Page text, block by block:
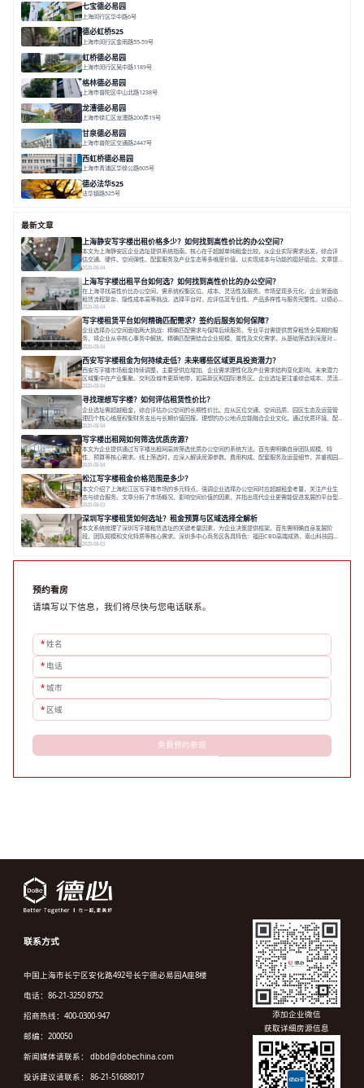
七宝德必易园
上海闵行区华中路6号
德必虹桥525
上海市闵行区金雨路55-59号
虹桥德必易园
上海市闵行区吴中路1189号
格林德必易园
上海市普陀区中山北路1238号
龙漕德必易园
上海市徐汇区龙漕路200弄19号
甘泉德必易园
上海市普陀区交通路2447号
西虹桥德必易园
上海市青浦区华徐公路605号
德必法华525
法华镇路525号
最新文章
上海静安写字楼出租价格多少？如何找到高性价比的办公空间？
本文为上海静安区企业选址提供系统指南。核心在于超越单纯租金比较，从企业实际需求出发，综合评
估交通、硬件、空间弹性、配套服务及产业生态等多维度价值，以实现成本与功能的挺好组合。文章提
出打破固定工位思维，采用精装灵活空间与共享配套以提升性价比，并通过不同规模企业的实际案例加
以说明。之后指出，专业运营服务商提供的稳定环境、社群活动与产业集聚等增值服务，是很大化空间
价值、助力企业成长的关键。对于许多在
2026-08-04
上海写字楼出租平台如何选？如何找到高性价比的办公空间？
在上海寻找高性价比办公空间，需系统权衡区位、成本、灵活性及服务。市场呈现多元化，企业常面临
租赁流程复杂、隐性成本高等挑战。选择平台时，应评估其专业性、产品多样性与服务完整性。以德必
为例，其提供从空间到生态的解决方案，通过特色园区、灵活产品和丰富配套，满足不同企业需求。企
业应明确自身需求，实地考察，选择能支持长期发展、提升竞争力的办公空间。在上海寻找合适的办公
空间，对于企业行政负责人、中小企业主
2026-08-04
写字楼租赁平台如何精确匹配需求？签约后服务如何保障？
企业选择办公空间面临两大挑战：精确匹配需求与保障后续服务。专业平台需提供贯穿租赁全周期的服
务，将企业从非核心事务中解放。精确匹配需结合企业规模、属性及文化需求，从基础筛选到深度对
接；签约后则需构建覆盖硬件运维、共享配套及专业物业的全周期保障体系。德必集团通过标准化服务
与个性化运营结合，以全国布局和产业生态圈为企业提供稳定支持，体现了从信息撮合到深度服务的能
力转变。在为企业寻找办公空间的过程中，
2026-08-04
西安写字楼租金为何持续走低？未来哪些区域更具投资潜力？
西安写字楼市场租金持续调整，主要受供应增加、企业需求理性化及产业需求结构变化影响。未来潜力
区域集中在产业集聚、交利及城市更新地带，如高新区和国际港务区。企业选址更注重综合成本、灵活
性与员工体验，倾向于提供全包式服务的办公空间。专业运营方通过空间优化与社群服务，助力企业成
长，推动市场向多元化、高性价比方向发展。近年来，西安写字楼市场呈现出租金持续调整的态势，这
一现象引发了的广泛关注。作为西部重要
2026-08-04
寻找理想写字楼？如何评估租赁性价比？
企业选址需超越租金，综合评估办公空间的长期性价比。应从区位交通、空间品质、园区生态及运营管
理四个核心维度权衡财务支出与长期价值回报。理想的办公地点应能融合企业文化，通过优质环境、配
套服务及社群资源赋能业务增长，实现成本与价值的平衡。对于许多正在成长或寻求稳定发展的企业而
言，寻找一处合适的办公空间是一项至关重要的决策。这不仅关系到团队的日常工作效率与协作氛围，
更直接影响着企业的品牌形象、运营成本
2026-08-04
写字楼出租网如何筛选优质房源？
本文为企业提供通过写字楼出租网高效筛选优质办公空间的系统方法。首先需明确自身团队规模、特
性、预算等核心需求。线上筛选时，应深入解读房源参数、费用构成、配套服务及运营细节，并重视园
区产业生态与交通区位价值。同时，需考察运营方的品牌背景与持续服务能力。完成线上初选后，必须
进行线下实地验证，核对空间实景、测试设施、感受园区氛围并确认合同条款，从而做出精确决策。在
数字化时代，写字楼出租网已成为企业寻找
2026-08-04
松江写字楼租金价格范围是多少？
本文介绍了上海松江区写字楼市场的多元特点，强调企业选择办公空间时应超越租金考量，关注产业生
态与综合服务。文章分析了市场概况、影响空间价值的因素，并指出现代企业更需能促进发展的平台型
空间。之后，以德必集团为例，说明运营方如何通过构建服务生态助力企业成长，建议企业系统评估需
求与长期价值，选择匹配的发展载体。对于许多寻求在上海松江区设立或扩展办公空间的企业而言，了
解该区域的写字楼市场概况是决策的首先
2026-08-03
深圳写字楼租赁如何选址？租金预算与区域选择全解析
本文系统梳理了深圳写字楼租赁选址的关键考量因素，为企业决策提供框架。首先需明确自身发展阶
段、团队规模和文化特质等核心需求。深圳多中心商务区各具特色：福田CBD高端成熟，南山科技园创
新活力强，前海具政策优势。除传统写字楼外，创意产业园注重生态与社群，适合文创、科技类企业。
款。选址是综合性战略决策，旨在让办公
2026-08-03
预约看房
请填写以下信息，我们将尽快与您电话联系。
*姓名
* 电话
*城市
* 区域
免费预约参观
联系方式
中国上海市长宁区安化路492号长宁德必易园A座8楼
电话：86-21-3250 8752
招商热线：400-0300-947
邮编：200050
新闻媒体请联系： dbbd@dobechina.com
投诉建议请联系： 86-21-51688017
添加企业微信
获取详细房源信息